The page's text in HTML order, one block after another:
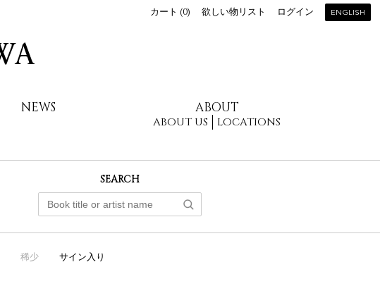
NEWS ABOUT
ABOUT US LOCATIONS
カート (0) 欲しい物リスト ログイン ENGLISH
SEARCH
稀少 サイン入り